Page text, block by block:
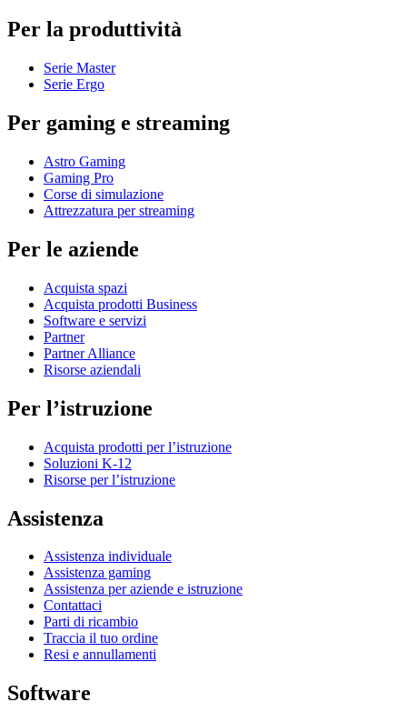
Per la produttività
Serie Master
Serie Ergo
Per gaming e streaming
Astro Gaming
Gaming Pro
Corse di simulazione
Attrezzatura per streaming
Per le aziende
Acquista spazi
Acquista prodotti Business
Software e servizi
Partner
Partner Alliance
Risorse aziendali
Per l’istruzione
Acquista prodotti per l’istruzione
Soluzioni K-12
Risorse per l’istruzione
Assistenza
Assistenza individuale
Assistenza gaming
Assistenza per aziende e istruzione
Contattaci
Parti di ricambio
Traccia il tuo ordine
Resi e annullamenti
Software